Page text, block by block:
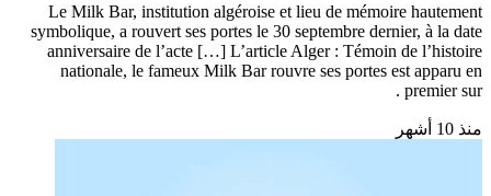
Le Milk Bar, institution algéroise et lieu de mémoire hautement
symbolique, a rouvert ses portes le 30 septembre dernier, à la date
anniversaire de l’acte […] L’article Alger : Témoin de l’histoire
nationale, le fameux Milk Bar rouvre ses portes est apparu en
premier sur .
منذ 10 أشهر